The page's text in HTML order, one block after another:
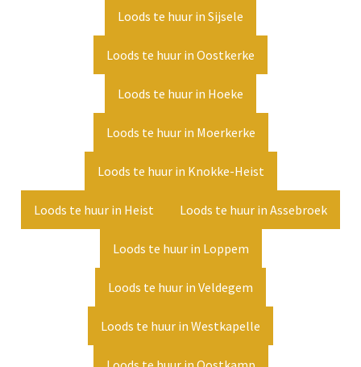
Loods te huur in Sijsele
Loods te huur in Oostkerke
Loods te huur in Hoeke
Loods te huur in Moerkerke
Loods te huur in Knokke-Heist
Loods te huur in Heist Loods te huur in Assebroek
Loods te huur in Loppem
Loods te huur in Veldegem
Loods te huur in Westkapelle